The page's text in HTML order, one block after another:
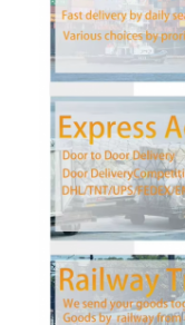
fret maritime
DDP expédition
FRET
Expédier à
Transport de
Service